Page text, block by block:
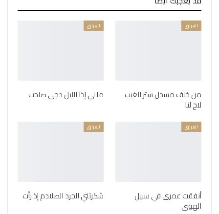
العراق
من خلف مسدل ستر الغيب
لاح لنا
العراق
ما لي إذا الليل دجى صاحب
العراق
أنفقت عمري في سبيل
الهوى
العراق
شكرتني الجرد الصلادم إذ رأت